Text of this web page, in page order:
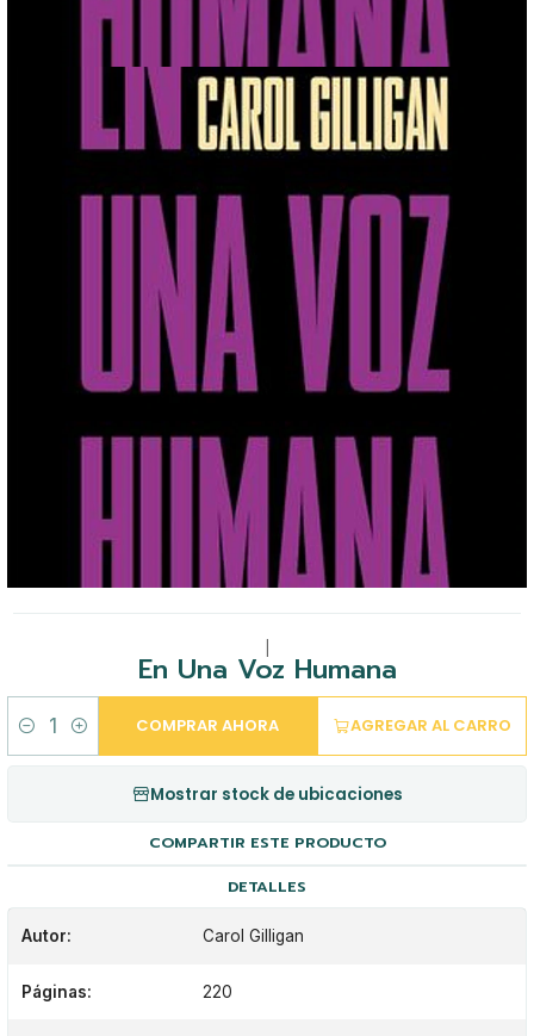
En Una Voz Humana
Cantidad
AGREGAR AL CARRO
COMPRAR AHORA
Mostrar stock de ubicaciones
COMPARTIR ESTE PRODUCTO
DETALLES
Autor: Carol Gilligan
Páginas: 220